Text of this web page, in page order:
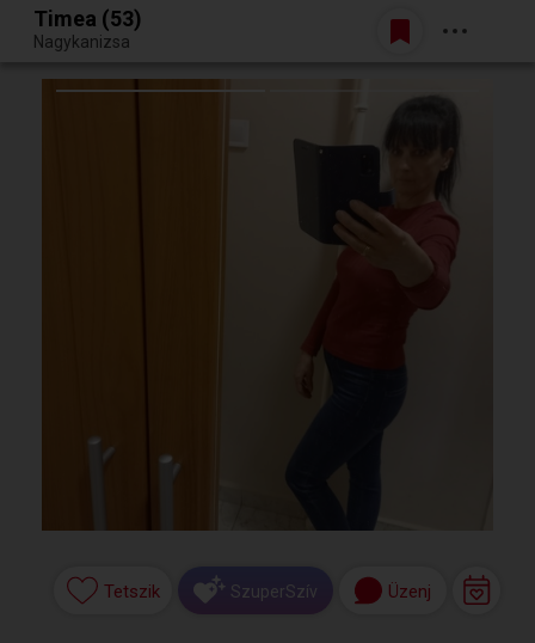
Egy jó randiból bármi lehet.
Belépés
Timea (53)
Nagykanizsa
Tetszik SzuperSzív Üzenj